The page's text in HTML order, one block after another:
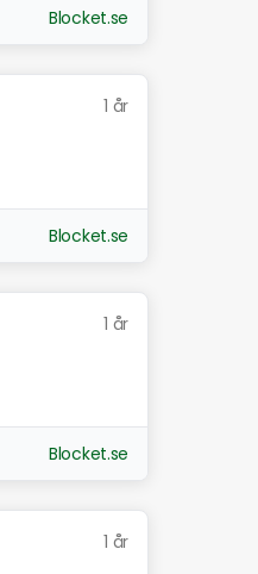
Blocket.se
1 år
Blocket.se
1 år
Blocket.se
1 år